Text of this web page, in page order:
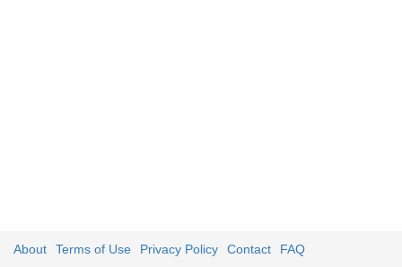
About Terms of Use Privacy Policy Contact FAQ